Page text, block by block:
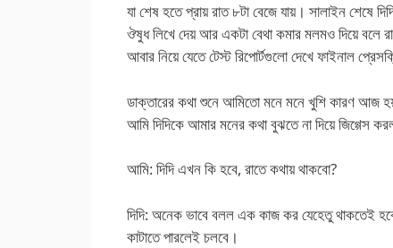
যা শেষ হতে প্রায় রাত ৮টা বেজে যায়। সালাইন শেষে
ঔষুধ লিখে দেয় আর একটা বেথা কমার মলমও দিয়ে বলে
আবার নিয়ে যেতে টেস্ট রিপোর্টগুলো দেখে ফাইনাল
ডাক্তারের কথা শুনে আমিতো মনে মনে খুশি কারণ আজ
আমি দিদিকে আমার মনের কথা বুঝতে না দিয়ে জিগ্গেস
আমি: দিদি এখন কি হবে, রাতে কথায় থাকবো?
দিদি: অনেক ভাবে বলল এক কাজ কর যেহেতু থাকতেই
কাটাতে পারলেই চলবে।